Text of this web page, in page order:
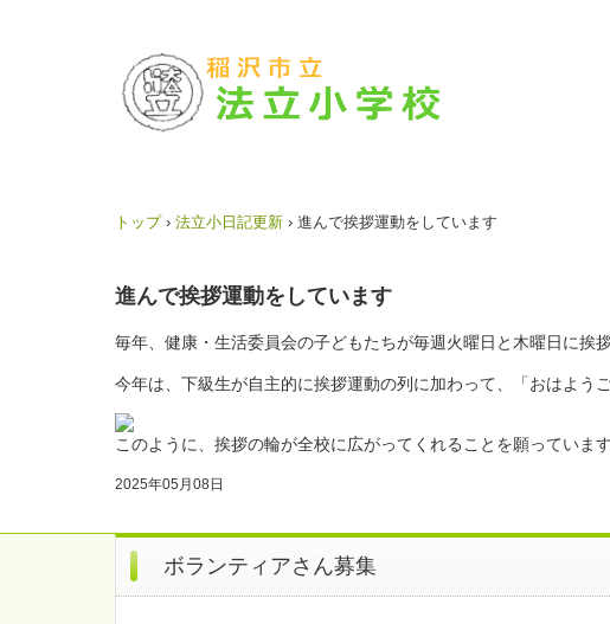
トップ › 法立小日記更新 › 進んで挨拶運動をしています
進んで挨拶運動をしています
毎年、健康・生活委員会の子どもたちが毎週火曜日と木曜日に挨
今年は、下級生が自主的に挨拶運動の列に加わって、「おはよう
このように、挨拶の輪が全校に広がってくれることを願っています
2025年05月08日
ボランティアさん募集